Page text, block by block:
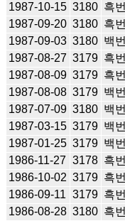
1987-10-15 3180 흑번
1987-09-20 3180 흑번
1987-09-03 3180 백번
1987-08-27 3179 흑번
1987-08-09 3179 흑번
1987-08-08 3179 백번
1987-07-09 3180 백번
1987-03-15 3179 백번
1987-01-25 3179 백번
1986-11-27 3178 흑번
1986-10-02 3179 흑번
1986-09-11 3179 흑번
1986-08-28 3180 흑번